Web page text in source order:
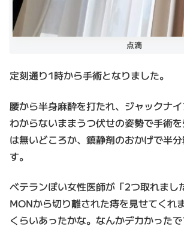
点滴
定刻通り1時から手術となりました。
腰から半身麻酔を打たれ、ジャックナ
わからないままうつ伏せの姿勢で手術
は無いどころか、鎮静剤のおかげで半
す。
ベテランぽい女性医師が「2つ取れまし
MONから切り離された痔を見せてくれ
くらいあったかな。なんかデカかった